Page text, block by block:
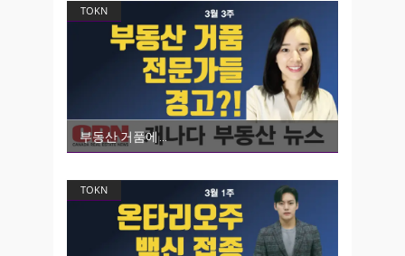
TOKN
부동산 거품에
TOKN